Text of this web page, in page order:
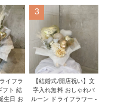
イフラ
フト 結
生日 お
3
【結婚式/開店祝い】文
字入れ無料 おしゃれバ
ルーン ドライフラワー -